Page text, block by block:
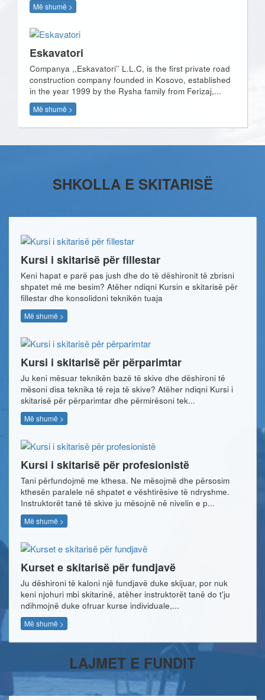
Më shumë >
Eskavatori
Companya ,,Eskavatori’’ L.L.C, is the first private road
construction company founded in Kosovo, established
in the year 1999 by the Rysha family from Ferizaj,...
Më shumë >
SHKOLLA E SKITARISË
Kursi i skitarisë për fillestar
Keni hapat e parë pas jush dhe do të dëshironit të zbrisni
shpatet më me besim? Atëher ndiqni Kursin e skitarisë për
fillestar dhe konsolidoni teknikën tuaja
Më shumë >
Kursi i skitarisë për përparimtar
Ju keni mësuar teknikën bazë të skive dhe dëshironi të
mësoni disa teknika të reja të skive? Atëher ndiqni Kursi i
skitarisë për përparimtar dhe përmirësoni tek...
Më shumë >
Kursi i skitarisë për profesionistë
Tani përfundojmë me kthesa. Ne mësojmë dhe përsosim
kthesën paralele në shpatet e vështirësive të ndryshme.
Instruktorët tanë të skive ju mësojnë në nivelin e p...
Më shumë >
Kurset e skitarisë për fundjavë
Ju dëshironi të kaloni një fundjavë duke skijuar, por nuk
keni njohuri mbi skitarinë, atëher instruktorët tanë do t'ju
ndihmojnë duke ofruar kurse individuale,...
Më shumë >
LAJMET E FUNDIT